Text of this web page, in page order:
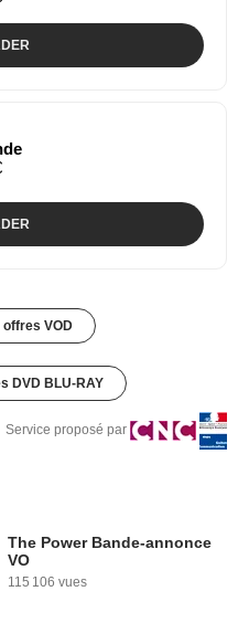
VOD
DVD BLU-RAY
Service proposé par
The Power Bande-annonce
VO
115 106 vues